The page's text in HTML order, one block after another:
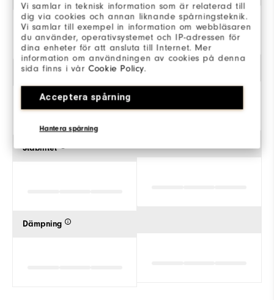
Vi samlar in teknisk information som är relaterad till
dig via cookies och annan liknande spårningsteknik.
Vi samlar till exempel in information om webbläsaren
du använder, operativsystemet och IP-adressen för
dina enheter för att ansluta till Internet. Mer
information om användningen av cookies på denna
sida finns i vårCookie Policy.
Acceptera spårning
Hantera spårning
Spikade
Stil
Stabilitet
Dämpning